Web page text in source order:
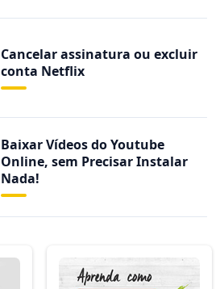
Cancelar assinatura ou excluir
conta Netflix
Baixar Vídeos do Youtube
Online, sem Precisar Instalar
Nada!